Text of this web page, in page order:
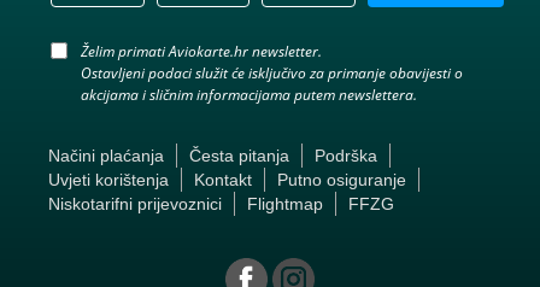
Želim primati Aviokarte.hr newsletter.
Ostavljeni podaci služit će isključivo za primanje obavijesti o
akcijama i sličnim informacijama putem newslettera.
Načini plaćanja Česta pitanja
Podrška
Uvjeti korištenja
Kontakt
Putno osiguranje
Niskotarifni prijevoznici
Flightmap FFZG